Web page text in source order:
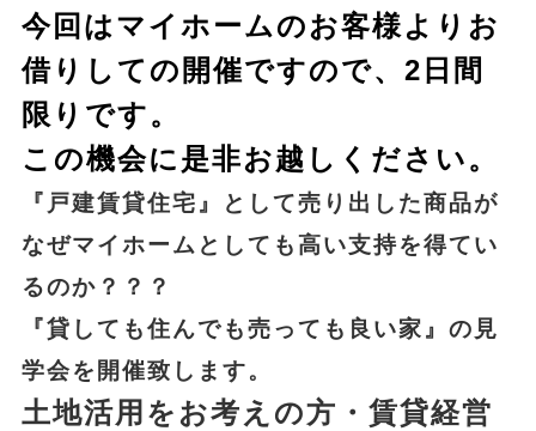
今回はマイホームのお客様よりお
借りしての開催ですので、2日間
限りです。
この機会に是非お越しください。
『戸建賃貸住宅』として売り出した商品が
なぜマイホームとしても高い支持を得てい
るのか？？？
『貸しても住んでも売っても良い家』の見
学会を開催致します。
土地活用をお考えの方・賃貸経営